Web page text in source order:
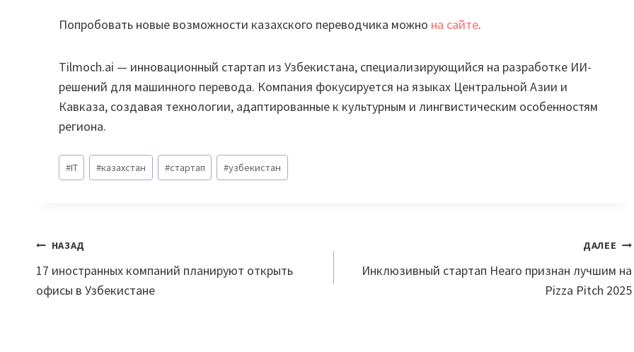
Попробовать новые возможности казахского переводчика можно на сайте.
Tilmoch.ai — инновационный стартап из Узбекистана, специализирующийся на разработке ИИ-
решений для машинного перевода. Компания фокусируется на языках Центральной Азии и
Кавказа, создавая технологии, адаптированные к культурным и лингвистическим особенностям
региона.
Метки
записи:
#IT #казахстан #стартап #узбекистан
Навигация
по
НАЗАД
17 иностранных компаний планируют открыть
офисы в Узбекистане
ДАЛЕЕ
Инклюзивный стартап Hearo признан лучшим на
Pizza Pitch 2025